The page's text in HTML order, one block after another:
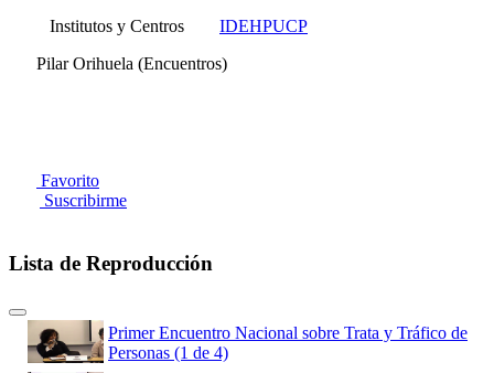
Institutos y Centros
IDEHPUCP
Pilar Orihuela (Encuentros)
Favorito
Suscribirme
Lista de Reproducción
Primer Encuentro Nacional sobre Trata y Tráfico de
Personas (1 de 4)